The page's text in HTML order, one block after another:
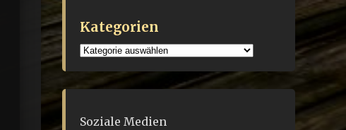
Kategorien
Kategorien
Soziale Medien